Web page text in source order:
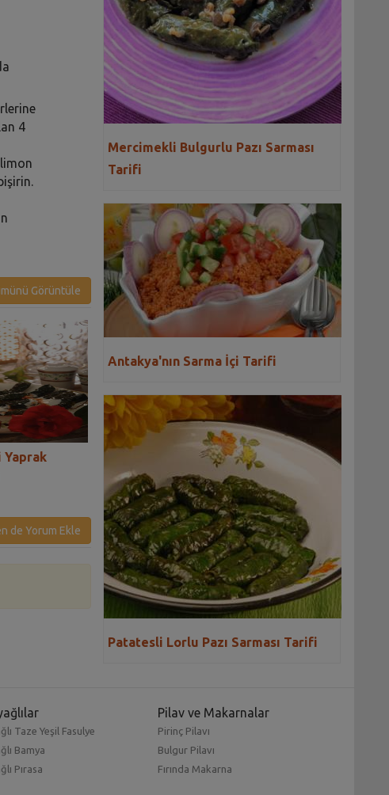
4
Görüntüle
Yaprak
Fıstıklı Saray Sarması Tarifi
Yönetmenin
de Yorum Ekle
Mercimekli Bulgurlu Pazı Sarması
Tarifi
Antakya'nın Sarma İçi Tarifi
Patatesli Lorlu Pazı Sarması Tarifi
Taze Yeşil Fasulye
Bamya
Pırasa
Pilav ve Makarnalar
Pirinç Pilavı
Bulgur Pilavı
Fırında Makarna